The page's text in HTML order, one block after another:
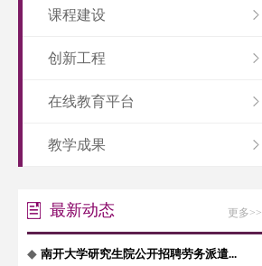
课程建设
创新工程
在线教育平台
教学成果
最新动态 更多>>
◆ 南开大学研究生院公开招聘劳务派遣...